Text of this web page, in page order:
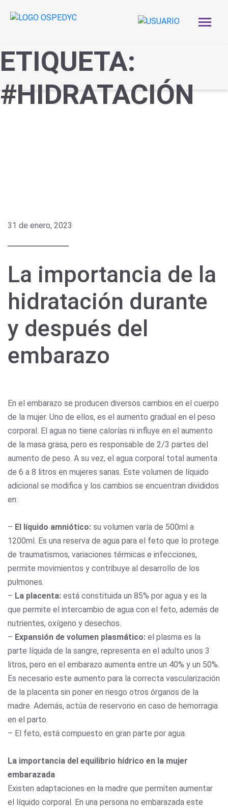
ETIQUETA:
#HIDRATACIÓN
31 de enero, 2023
La importancia de la
hidratación durante
y después del
embarazo
En el embarazo se producen diversos cambios en el cuerpo
de la mujer. Uno de ellos, es el aumento gradual en el peso
corporal. El agua no tiene calorías ni influye en el aumento
de la masa grasa, pero es responsable de 2/3 partes del
aumento de peso. A su vez, el agua corporal total aumenta
de 6 a 8 litros en mujeres sanas. Este volumen de líquido
adicional se modifica y los cambios se encuentran divididos
en:
– El líquido amniótico: su volumen varía de 500ml a
1200ml. Es una reserva de agua para el feto que lo protege
de traumatismos, variaciones térmicas e infecciones,
permite movimientos y contribuye al desarrollo de los
pulmones.
– La placenta: está constituida un 85% por agua y es la
que permite el intercambio de agua con el feto, además de
nutrientes, oxígeno y desechos.
– Expansión de volumen plasmático: el plasma es la
parte líquida de la sangre, representa en el adulto unos 3
litros, pero en el embarazo aumenta entre un 40% y un 50%.
Es necesario este aumento para la correcta vascularización
de la placenta sin poner en riesgo otros órganos de la
madre. Además, actúa de reservorio en caso de hemorragia
en el parto.
– El feto, está compuesto en gran parte por agua.
La importancia del equilibrio hídrico en la mujer
embarazada
Existen adaptaciones en la madre que permiten aumentar
el líquido corporal. En una persona no embarazada este